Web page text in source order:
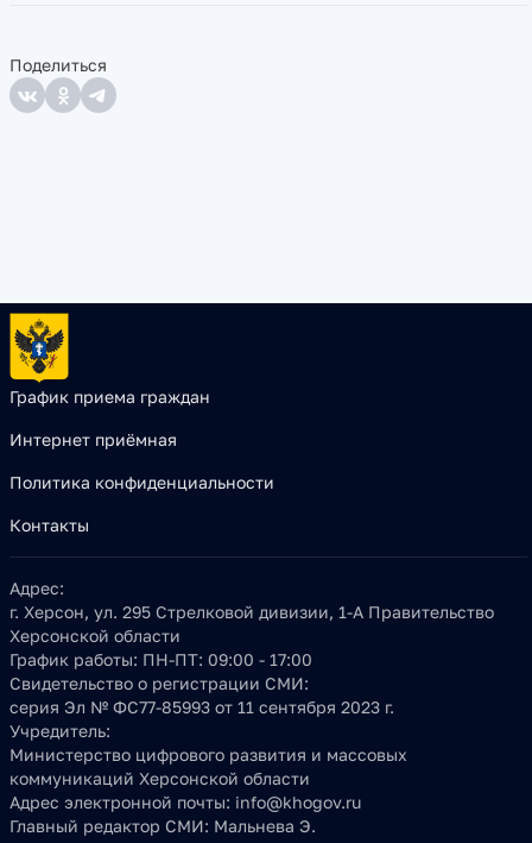
Поделиться
График приема граждан
Интернет приёмная
Политика конфиденциальности
Контакты
Адрес:
г. Херсон, ул. 295 Стрелковой дивизии, 1-А Правительство
Херсонской области
График работы: ПН-ПТ: 09:00 - 17:00
Свидетельство о регистрации СМИ:
серия Эл № ФС77-85993 от 11 сентября 2023 г.
Учредитель:
Министерство цифрового развития и массовых
коммуникаций Херсонской области
Адрес электронной почты: info@khogov.ru
Главный редактор СМИ: Мальнева Э.